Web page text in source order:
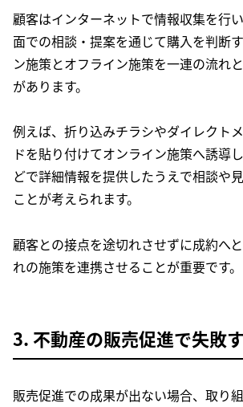
顧客はインターネットで情報収集を行
面での相談・提案を通じて購入を判断
ン施策とオフライン施策を一連の流れ
があります。
例えば、折り込みチラシやダイレクト
ドを貼り付けてオンライン施策へ誘導
どで詳細情報を提供したうえで相談や
ことが考えられます。
顧客との接点を途切れさせずに成約へ
れの施策を連携させることが重要です。
3. 不動産の販売促進で失敗
販売促進での成果が出ない場合、取り